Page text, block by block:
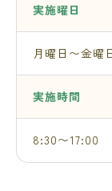
実施曜日
月曜日〜金曜
実施時間
8:30〜17:00